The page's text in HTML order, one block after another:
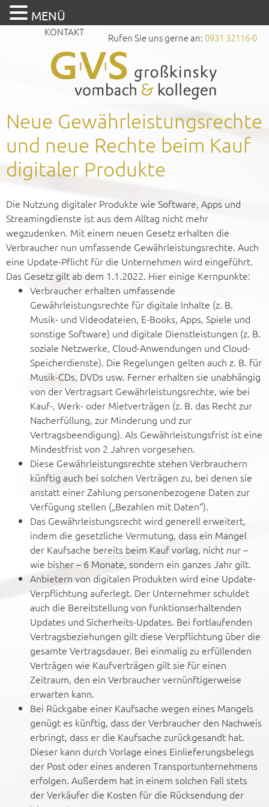
Rufen Sie uns gerne an: 0931 32116-0
KONTAKT
Neue Gewährleistungsrechte
und neue Rechte beim Kauf
digitaler Produkte
Die Nutzung digitaler Produkte wie Software, Apps und
Streamingdienste ist aus dem Alltag nicht mehr
wegzudenken. Mit einem neuen Gesetz erhalten die
Verbraucher nun umfassende Gewährleistungsrechte. Auch
eine Update-Pflicht für die Unternehmen wird eingeführt.
Das Gesetz gilt ab dem 1.1.2022. Hier einige Kernpunkte:
Verbraucher erhalten umfassende
Gewährleistungsrechte für digitale Inhalte (z. B.
Musik- und Videodateien, E-Books, Apps, Spiele und
sonstige Software) und digitale Dienstleistungen (z. B.
soziale Netzwerke, Cloud-Anwendungen und Cloud-
Speicherdienste). Die Regelungen gelten auch z. B. für
Musik-CDs, DVDs usw. Ferner erhalten sie unabhängig
von der Vertragsart Gewährleistungsrechte, wie bei
Kauf-, Werk- oder Mietverträgen (z. B. das Recht zur
Nacherfüllung, zur Minderung und zur
Vertragsbeendigung). Als Gewährleistungsfrist ist eine
Mindestfrist von 2 Jahren vorgesehen.
Diese Gewährleistungsrechte stehen Verbrauchern
künftig auch bei solchen Verträgen zu, bei denen sie
anstatt einer Zahlung personenbezogene Daten zur
Verfügung stellen („Bezahlen mit Daten“).
Das Gewährleistungsrecht wird generell erweitert,
indem die gesetzliche Vermutung, dass ein Mangel
der Kaufsache bereits beim Kauf vorlag, nicht nur –
wie bisher – 6 Monate, sondern ein ganzes Jahr gilt.
Anbietern von digitalen Produkten wird eine Update-
Verpflichtung auferlegt. Der Unternehmer schuldet
auch die Bereitstellung von funktionserhaltenden
Updates und Sicherheits-Updates. Bei fortlaufenden
Vertragsbeziehungen gilt diese Verpflichtung über die
gesamte Vertragsdauer. Bei einmalig zu erfüllenden
Verträgen wie Kaufverträgen gilt sie für einen
Zeitraum, den ein Verbraucher vernünftigerweise
erwarten kann.
Bei Rückgabe einer Kaufsache wegen eines Mangels
genügt es künftig, dass der Verbraucher den Nachweis
erbringt, dass er die Kaufsache zurückgesandt hat.
Dieser kann durch Vorlage eines Einlieferungsbelegs
der Post oder eines anderen Transportunternehmens
erfolgen. Außerdem hat in einem solchen Fall stets
der Verkäufer die Kosten für die Rücksendung der
MENÜ